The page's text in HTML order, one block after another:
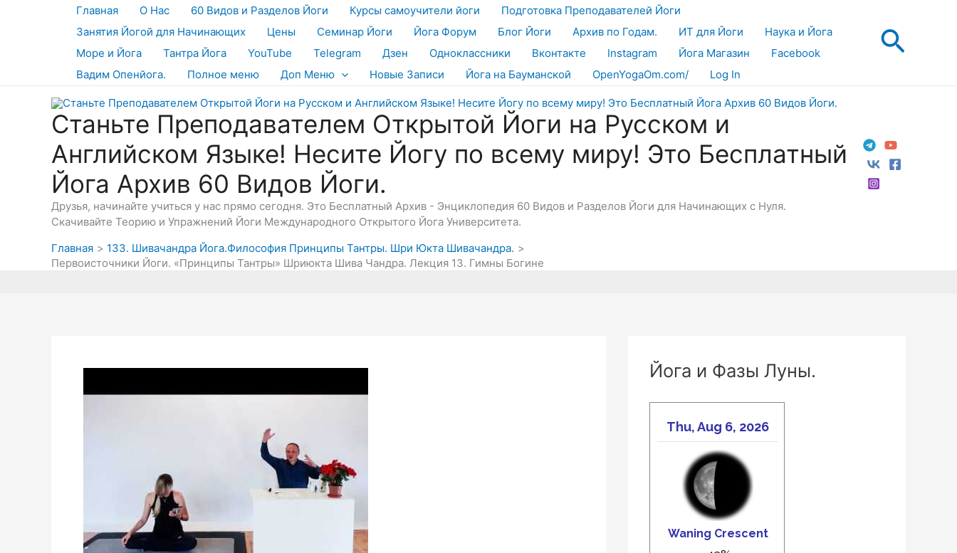
Главная О Нас 60 Видов и Разделов Йоги Курсы самоучители йоги
Подготовка Преподавателей Йоги
Занятия Йогой для Начинающих
Цены Семинар Йоги Йога Форум Блог Йоги Архив по Годам. ИТ для Йоги
Наука и Йога
Море и Йога
Тантра Йога YouTube Telegram Дзен Одноклассники Вконтакте Instagram Йога Магазин
Facebook
Вадим Опенйога.
Полное меню Доп Меню Новые Записи Йога на Бауманской OpenYogaOm.com/ Log In
Станьте Преподавателем Открытой Йоги на Русском и
Английском Языке! Несите Йогу по всему миру! Это Бесплатный
Йога Архив 60 Видов Йоги.
Друзья, начинайте учиться у нас прямо сегодня. Это Бесплатный Архив - Энциклопедия 60 Видов и Разделов Йоги для Начинающих с Нуля.
Скачивайте Теорию и Упражнений Йоги Международного Открытого Йога Университета.
Главная
133. Шивачандра Йога.Философия Принципы Тантры. Шри Юкта Шивачандра.
Первоисточники Йоги. «Принципы Тантры» Шриюкта Шива Чандра. Лекция 13. Гимны Богине
Йога и Фазы Луны.